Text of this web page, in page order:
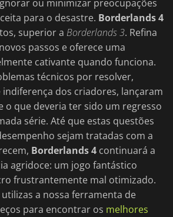
ou minimizar preocupações
para o desastre. Borderlands 4
superior a Borderlands 3. Refina
passos e oferece uma
cativante quando funciona.
técnicos por resolver,
dos criadores, lançaram
o que deveria ter sido um regresso
série. Até que estas questões
sejam tratadas com a
Borderlands 4 continuará a
agridoce: um jogo fantástico
frustrantemente mal otimizado.
a nossa ferramenta de
para encontrar os melhores